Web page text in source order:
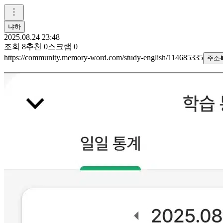
냐하
2025.08.24 23:48
조회 8추천 0스크랩 0
https://community.memory-word.com/study-english/114685335 주소